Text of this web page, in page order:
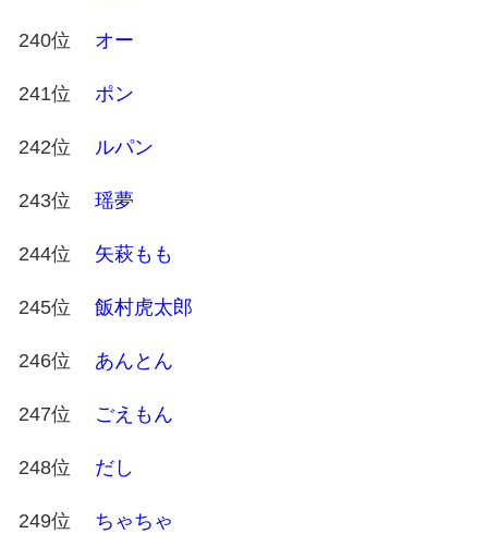
240位 オー
241位 ポン
242位 ルパン
243位 瑶夢
244位 矢萩もも
245位 飯村虎太郎
246位 あんとん
247位 ごえもん
248位 だし
249位 ちゃちゃ